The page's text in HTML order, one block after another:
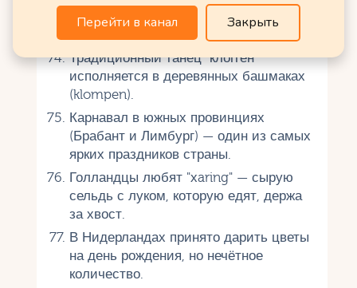
Мороз) приплывает на корабле из
Испании 5 декабря с подарками.
Традиционный танец "клогген"
исполняется в деревянных башмаках
(klompen).
Карнавал в южных провинциях
(Брабант и Лимбург) — один из самых
ярких праздников страны.
Голландцы любят "хaring" — сырую
сельдь с луком, которую едят, держа
за хвост.
В Нидерландах принято дарить цветы
на день рождения, но нечётное
количество.
Перейти в канал Закрыть